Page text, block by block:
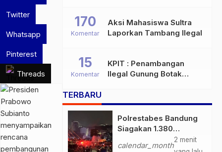
Twitter
Whatsapp
Pinterest
Threads
Aksi Mahasiswa Sultra
Laporkan Tambang Ilegal
170
Komentar
KPIT : Penambangan
Ilegal Gunung Botak
Serius terhadap Masa
Depan Pulau Buru
15
Komentar
TERBARU
Polrestabes Bandung
Siagakan 1.380
Personel Antisipasi
Konvoi Bobotoh Usai
calendar_month
2 menit